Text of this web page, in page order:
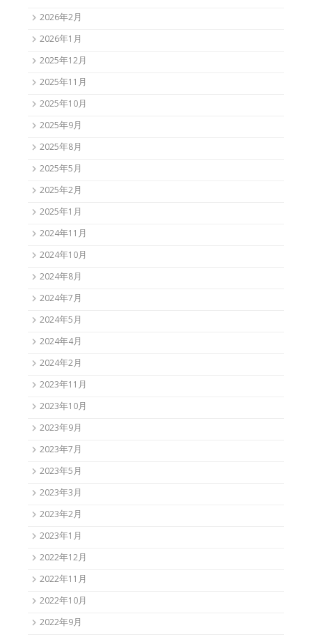
2026年2月
2026年1月
2025年12月
2025年11月
2025年10月
2025年9月
2025年8月
2025年5月
2025年2月
2025年1月
2024年11月
2024年10月
2024年8月
2024年7月
2024年5月
2024年4月
2024年2月
2023年11月
2023年10月
2023年9月
2023年7月
2023年5月
2023年3月
2023年2月
2023年1月
2022年12月
2022年11月
2022年10月
2022年9月